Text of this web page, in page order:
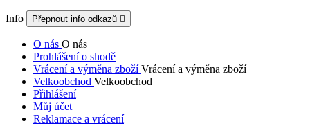
Info Přepnout info odkazů 
O nás O nás
Prohlášení o shodě
Vrácení a výměna zboží Vrácení a výměna zboží
Velkoobchod Velkoobchod
Přihlášení
Můj účet
Reklamace a vrácení